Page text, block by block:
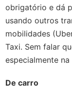
obrigatório e dá
usando outros
mobilidades
Taxi. Sem falar
especialmente
De carro